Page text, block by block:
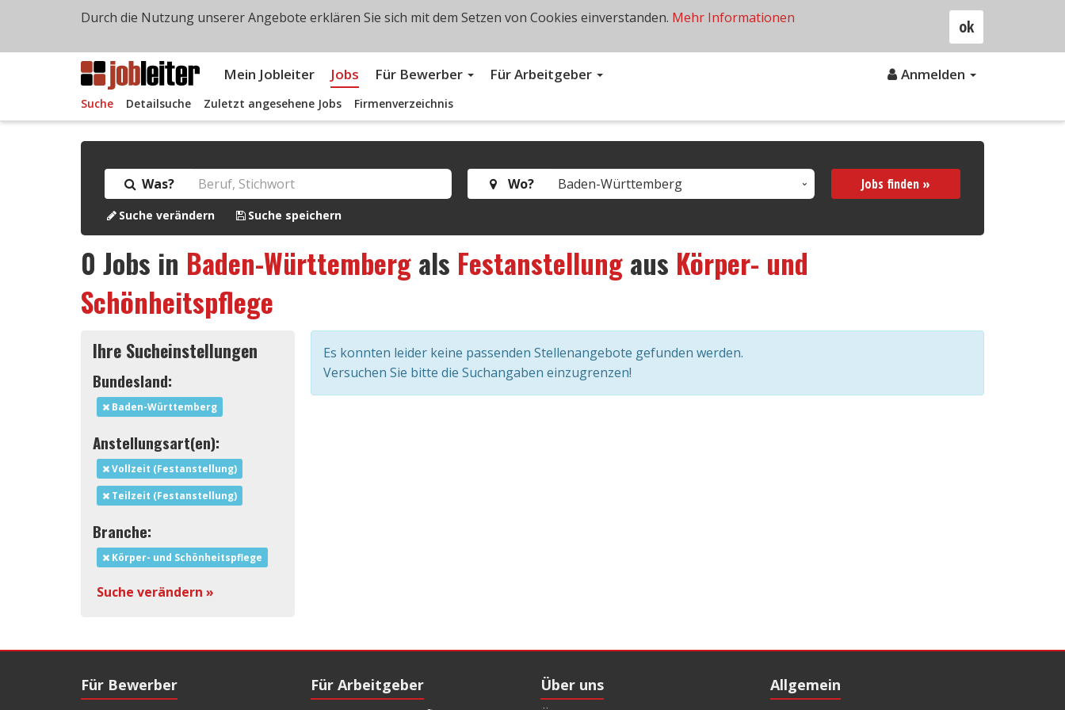
Mein Jobleiter Jobs Für Bewerber Für Arbeitgeber Anmelden
Suche Detailsuche Zuletzt angesehene Jobs Firmenverzeichnis
Was? Wo? Jobs finden »
Suche verändern Suche speichern
0 Jobs in Baden-Württembergals Festanstellungaus Körper- und
Schönheitspflege
Ihre Sucheinstellungen
Bundesland:
Baden-Württemberg
Anstellungsart(en):
Vollzeit (Festanstellung)
Teilzeit (Festanstellung)
Branche:
Körper- und Schönheitspflege
Suche verändern »
Es konnten leider keine passenden Stellenangebote gefunden werden.
Versuchen Sie bitte die Suchangaben einzugrenzen!
Für Bewerber Für Arbeitgeber Über uns Allgemein
ok
Durch die Nutzung unserer Angebote erklären Sie sich mit dem Setzen von Cookies einverstanden. Mehr Informationen